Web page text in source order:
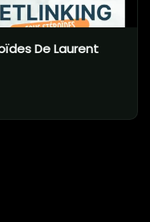
De Laurent